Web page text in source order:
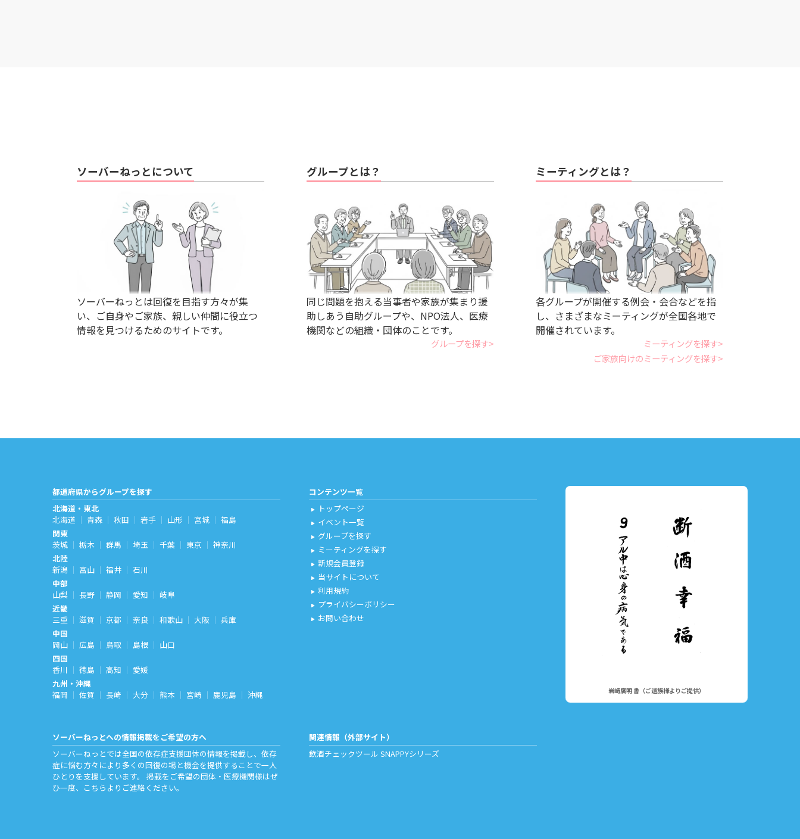
ソーバーねっとについて
ソーバーねっとは回復を目指す方々が集
い、ご自身やご家族、親しい仲間に役立つ
情報を見つけるためのサイトです。
グループとは？
同じ問題を抱える当事者や家族が集まり援
助しあう自助グループや、NPO法人、医療
機関などの組織・団体のことです。
グループを探す
ミーティングとは？
各グループが開催する例会・会合などを指
し、さまざまなミーティングが全国各地で
開催されています。
ミーティングを探す
ご家族向けのミーティングを探す
都道府県からグループを探す
北海道・東北
北海道
青森 秋田 岩手 山形 宮城
福島
関東
茨城
栃木 群馬 埼玉 千葉 東京
神奈川
北陸
新潟
富山 福井
石川
中部
山梨
長野 静岡 愛知
岐阜
近畿
三重
滋賀 京都 奈良 和歌山 大阪
兵庫
中国
岡山
広島 鳥取 島根
山口
四国
香川
徳島 高知
愛媛
九州・沖縄
福岡
佐賀 長崎 大分 熊本 宮崎 鹿児島 沖縄
コンテンツ一覧
play_arrow トップページ
play_arrow イベント一覧
play_arrow グループを探す
play_arrow ミーティングを探す
play_arrow 新規会員登録
play_arrow 当サイトについて
play_arrow 利用規約
play_arrow プライバシーポリシー
play_arrow お問い合わせ
岩崎廣明 書（ご遺族様よりご提供）
ソーバーねっとへの情報掲載をご希望の方へ
ソーバーねっとでは全国の依存症支援団体の情報を掲載し、依存
症に悩む方々により多くの回復の場と機会を提供することで一人
ひとりを支援しています。 掲載をご希望の団体・医療機関様はぜ
ひ一度、 こちら よりご連絡ください。
関連情報（外部サイト）
飲酒チェックツール SNAPPYシリーズ